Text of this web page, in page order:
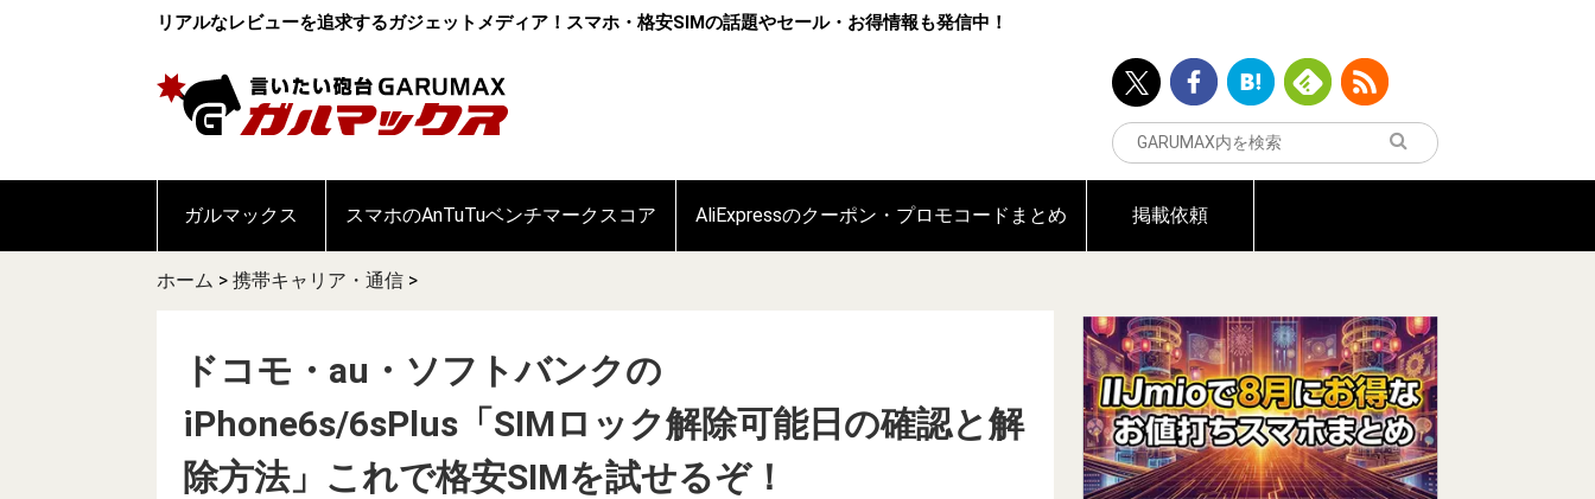
リアルなレビューを追求するガジェットメディア！スマホ・格安SIMの話題やセール・お得情報も発信中！
ガルマックス スマホのAnTuTuベンチマークスコア AliExpressのクーポン・プロモコードまとめ 掲載依頼
ホーム > 携帯キャリア・通信 >
ドコモ・au・ソフトバンクの
iPhone6s/6sPlus「SIMロック解除可能日の確認と解
除方法」これで格安SIMを試せるぞ！